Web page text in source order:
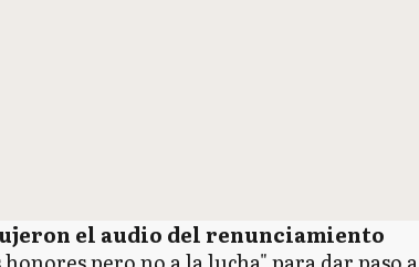
el audio del renunciamiento